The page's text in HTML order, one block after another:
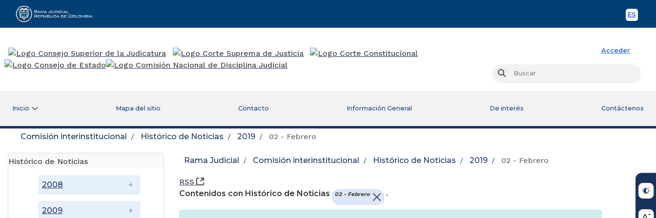
ES
Rama Judicial
Acceder
Buscar
Inicio Mapa del sitio Contacto Información General De interés Contáctenos
Comisión interinstitucional Histórico de Noticias 2019 02 - Febrero
Histórico de Noticias
2008
2009
Rama Judicial Comisión interinstitucional Histórico de Noticias 2019 02 - Febrero
RSS
(Abre una nueva ventana)
Contenidos con Histórico de Noticias
02 - Febrero .